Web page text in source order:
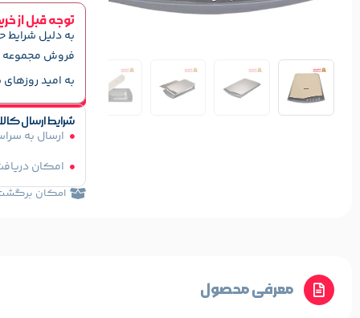
توجه قبل از
به دلیل
فروش مجموعه
به امید روزهای
شرایط ارسال کالا
ارسال به
امکان
امکان برگشت
معرفی محصول